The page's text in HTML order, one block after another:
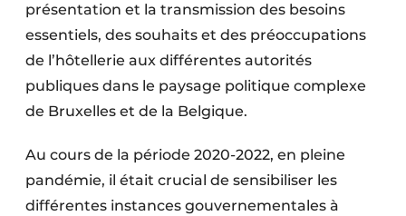
présentation et la transmission des besoins
essentiels, des souhaits et des préoccupations
de l’hôtellerie aux différentes autorités
publiques dans le paysage politique complexe
de Bruxelles et de la Belgique.
Au cours de la période 2020-2022, en pleine
pandémie, il était crucial de sensibiliser les
différentes instances gouvernementales à